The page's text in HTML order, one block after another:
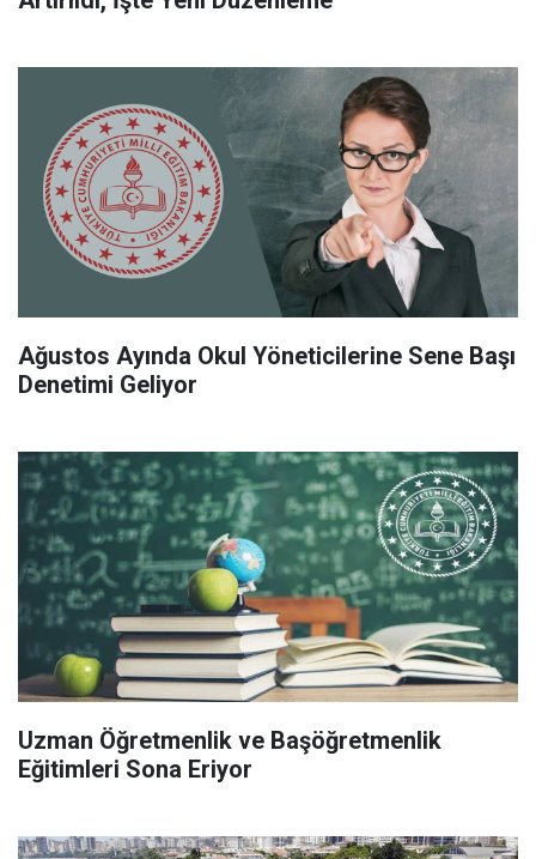
Ağustos Ayında Okul Yöneticilerine Sene Başı
Denetimi Geliyor
Uzman Öğretmenlik ve Başöğretmenlik
Eğitimleri Sona Eriyor